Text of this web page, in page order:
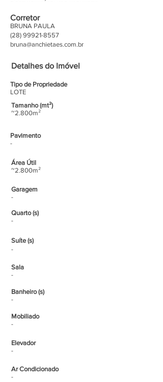
Corretor
BRUNA PAULA
(28) 99921-8557
bruna@anchietaes.com.br
Detalhes do Imóvel
Tipo de Propriedade
LOTE
Tamanho (mt²)
~2.800m²
Pavimento
-
Área Útil
~2.800m²
Garagem
-
Quarto (s)
-
Suíte (s)
-
Sala
-
Banheiro (s)
-
Mobiliado
-
Elevador
-
Ar Condicionado
-